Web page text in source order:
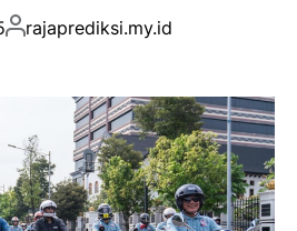
Posted
rajaprediksi.my.id